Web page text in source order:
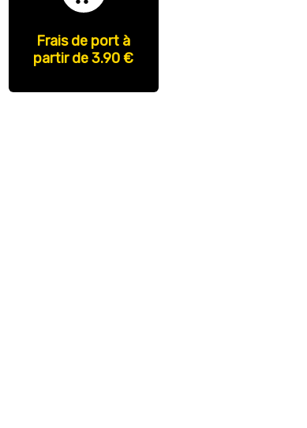
Frais de port à
partir de 3.90 €